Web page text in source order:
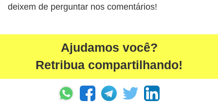
deixem de perguntar nos comentários!
Ajudamos você?
Retribua compartilhando!
t
r